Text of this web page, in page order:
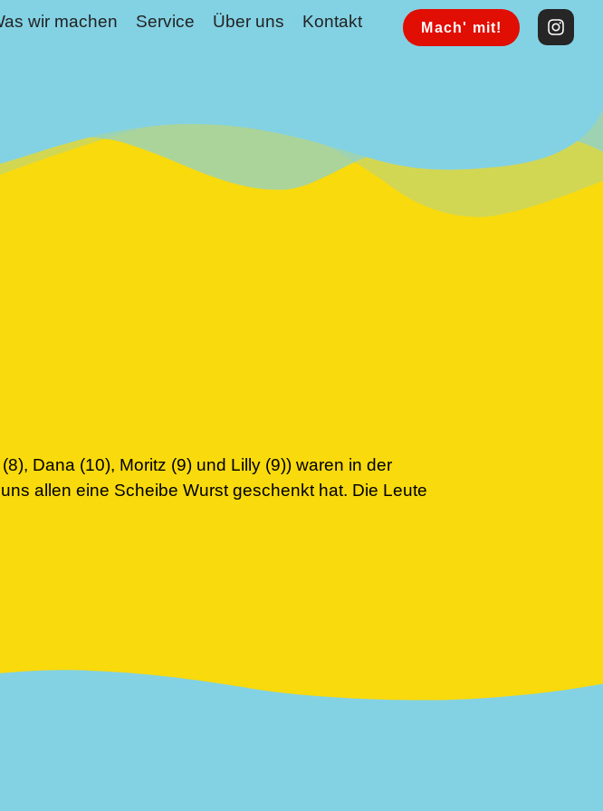
wir machen Service Über uns Kontakt Mach' mit!
Dana (10), Moritz (9) und Lilly (9)) waren in der
allen eine Scheibe Wurst geschenkt hat. Die Leute